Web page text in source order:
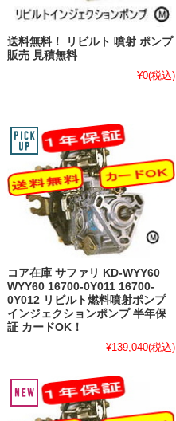
送料無料！ リビルト 噴射 ポンプ
販売 見積無料
¥0(税込)
コア在庫 サファリ KD-WYY60
WYY60 16700-0Y011 16700-
0Y012 リビルト燃料噴射ポンプ
インジェクションポンプ 半年保
証 カードOK！
¥139,040(税込)